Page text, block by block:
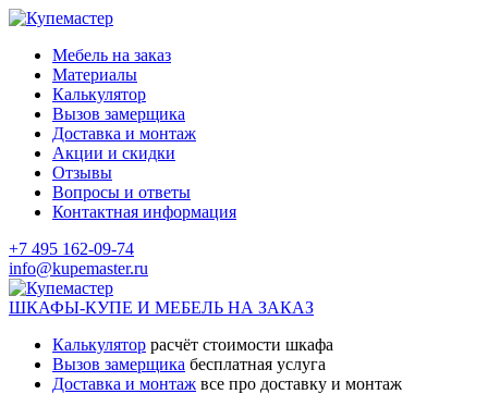
Мебель на заказ
Материалы
Калькулятор
Вызов замерщика
Доставка и монтаж
Акции и скидки
Отзывы
Вопросы и ответы
Контактная информация
+7 495 162-09-74
info@kupemaster.ru
ШКАФЫ-КУПЕ И МЕБЕЛЬ НА ЗАКАЗ
Калькулятор расчёт стоимости шкафа
Вызов замерщика бесплатная услуга
Доставка и монтаж все про доставку и монтаж